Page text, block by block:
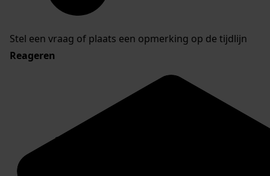
Stel een vraag of plaats een opmerking op de tijdlijn
Reageren